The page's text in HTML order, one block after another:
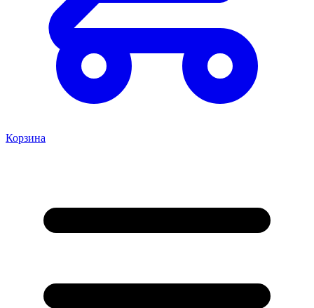
Корзина